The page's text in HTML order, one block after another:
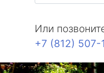
Или
+7 (812) 507-